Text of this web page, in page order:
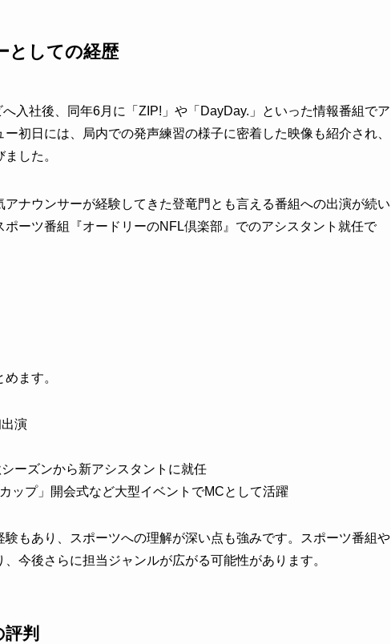
としての経歴
入社後、同年6月に「ZIP!」や「DayDay.」といった情報番組でア
初日には、局内での発声練習の様子に密着した映像も紹介され、
した。
ナウンサーが経験してきた登竜門とも言える番組への出演が続い
ーツ番組『オードリーのNFL倶楽部』でのアシスタント就任で
ます。
演
ーズンから新アシスタントに就任
ップ」開会式など大型イベントでMCとして活躍
もあり、スポーツへの理解が深い点も強みです。スポーツ番組や
今後さらに担当ジャンルが広がる可能性があります。
判